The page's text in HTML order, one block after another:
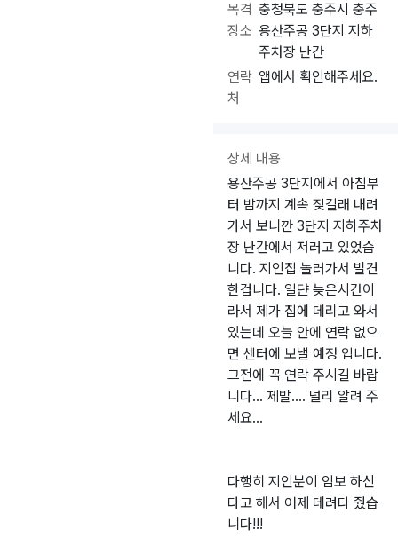
목격
장소
충청북도 충주시 충주
용산주공 3단지 지하
주차장 난간
연락
처
앱에서 확인해주세요.
상세 내용
용산주공 3단지에서 아침부
터 밤까지 계속 짖길래 내려
가서 보니깐 3단지 지하주차
장 난간에서 저러고 있었습
니다. 지인집 놀러가서 발견
한겁니다. 일댠 늦은시간이
라서 제가 집에 데리고 와서
있는데 오늘 안에 연락 없으
면 센터에 보낼 예정 입니다.
그전에 꼭 연락 주시길 바랍
니다... 제발.... 널리 알려 주
세요...
다행히 지인분이 임보 하신
다고 해서 어제 데려다 줬습
니다!!!